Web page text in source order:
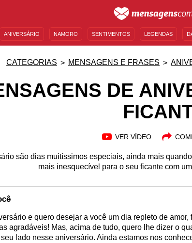
ANIVERSÁRIO NAMORO SENTIMENTOS LEGENDAS
CATEGORIAS MENSAGENS E FRASES
DE
VER VÍDEO
são dias muitíssimos especiais, ainda mais
mais inesquecível para o seu ficante com
e quero desejar a você um dia repleto de amor,
agradáveis! Mas, acima de tudo, quero lhe dizer o
lado nesse aniversário. Ainda estamos nos